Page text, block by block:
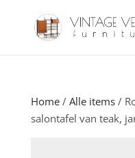
Home/ Alle items/
salontafel van teak,